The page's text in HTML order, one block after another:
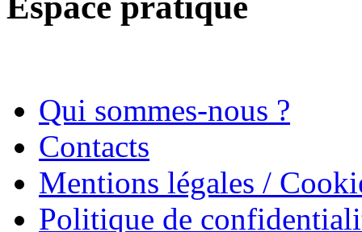
Qui sommes-nous ?
Contacts
Mentions légales /
Politique de